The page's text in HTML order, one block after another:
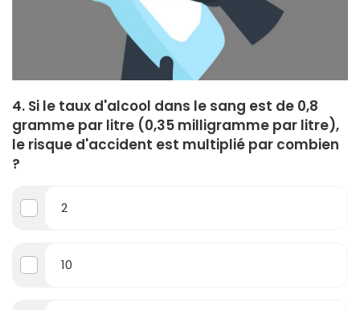
4. Si le taux d'alcool dans le sang est de 0,8
gramme par litre (0,35 milligramme par litre),
le risque d'accident est multiplié par combien
?
2
10